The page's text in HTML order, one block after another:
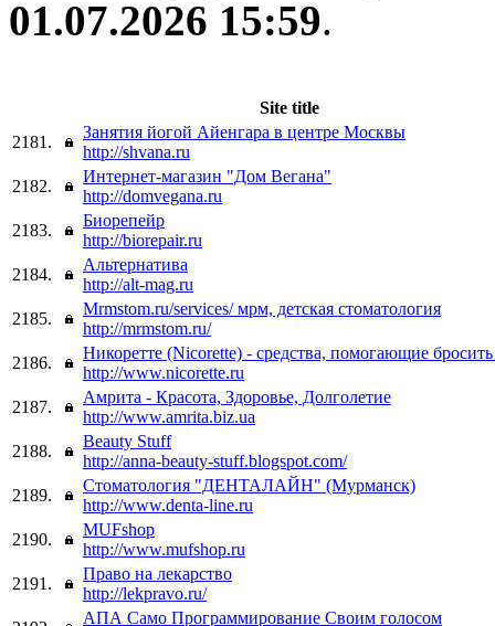
01.07.2026 15:59.
Site title
2181.
Занятия йогой Айенгара в центре Москвы
http://shvana.ru
2182.
Интернет-магазин "Дом Вегана"
http://domvegana.ru
2183.
Биорепейр
http://biorepair.ru
2184.
Альтернатива
http://alt-mag.ru
2185.
Mrmstom.ru/services/ мрм, детская стоматология
http://mrmstom.ru/
2186.
Никоретте (Nicorette) - средства, помогающие
http://www.nicorette.ru
2187.
Амрита - Красота, Здоровье, Долголетие
http://www.amrita.biz.ua
2188.
Beauty Stuff
http://anna-beauty-stuff.blogspot.com/
2189.
Стоматология "ДЕНТАЛАЙН" (Мурманск)
http://www.denta-line.ru
2190.
MUFshop
http://www.mufshop.ru
2191.
Право на лекарство
http://lekpravo.ru/
АПА Само Программирование Своим голосом